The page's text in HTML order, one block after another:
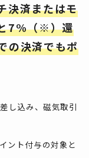
決済またはモ
7%（※）還
の決済でもポ
し込み、磁気取引
ント付与の対象と